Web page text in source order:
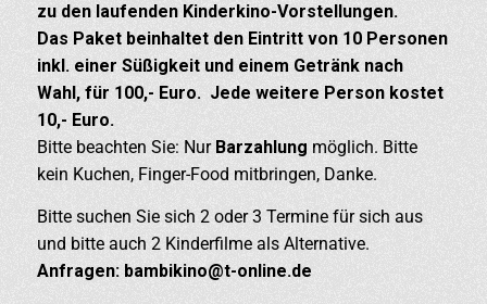
zu den laufenden Kinderkino-Vorstellungen.
Das Paket beinhaltet den Eintritt von 10 Personen
inkl. einer Süßigkeit und einem Getränk nach
Wahl, für 100,- Euro. Jede weitere Person kostet
10,- Euro.
Bitte beachten Sie: Nur Barzahlung möglich. Bitte
kein Kuchen, Finger-Food mitbringen, Danke.
Bitte suchen Sie sich 2 oder 3 Termine für sich aus
und bitte auch 2 Kinderfilme als Alternative.
Anfragen: bambikino@t-online.de